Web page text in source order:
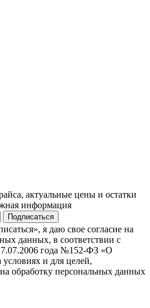
актуальные цены и остатки
информация
Подписаться
я даю свое согласие на
данных, в соответствии с
года №152-ФЗ «О
и для целей,
обработку персональных данных